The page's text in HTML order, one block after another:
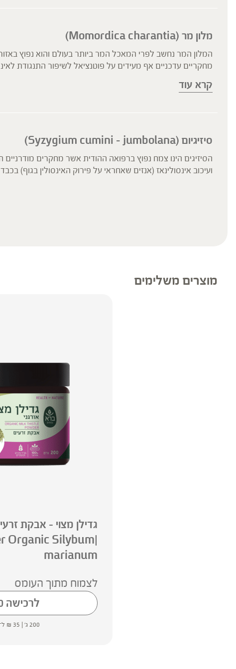
מלון מר (Momordica charantia)
ברקמות הכבד.
קרא עוד
סיזיגיום (Syzygium cumini – jumbolana)
הסיזיגים הינו צמח נפוץ ברפואה ההודית אשר מחקרים
ועיכוב אינסולינאז (אנזים שאחראי על פירוק האינסולין בגוף)
מוצרים משלימים
גדילן מצוי – אבקת
Organic Silybum
marianum
לצמוח מתוך העומס
לרכישה
200 ג' | ₪ 35 ל־100 ג'